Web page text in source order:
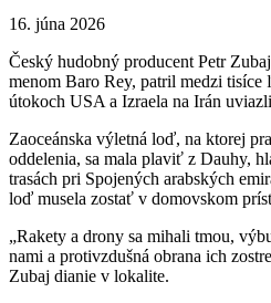
16. júna 2026
Český hudobný producent Petr
menom Baro Rey, patril medzi
útokoch USA a Izraela na Irán
Zaoceánska výletná loď, na ktorej
oddelenia, sa mala plaviť z Dauhy,
trasách pri Spojených arabských
loď musela zostať v domovskom
„Rakety a drony sa mihali tmou,
nami a protivzdušná obrana ich
Zubaj dianie v lokalite.